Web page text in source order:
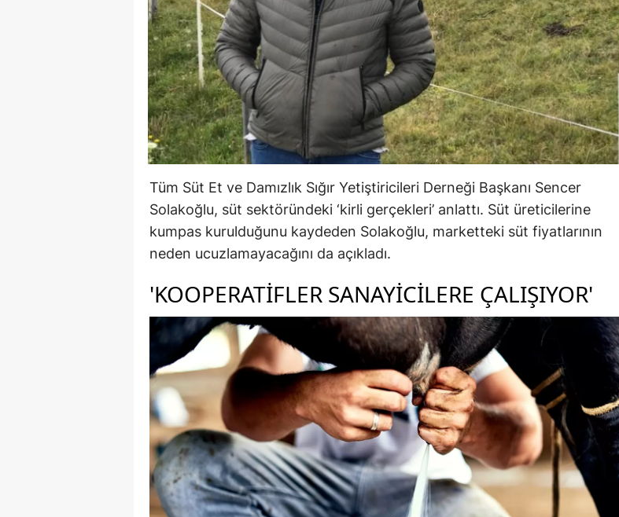
Tüm Süt Et ve Damızlık Sığır Yetiştiricileri Derneği Başkanı Sencer
Solakoğlu, süt sektöründeki ‘kirli gerçekleri’ anlattı. Süt üreticilerine
kumpas kurulduğunu kaydeden Solakoğlu, marketteki süt fiyatlarının
neden ucuzlamayacağını da açıkladı.
'KOOPERATIFLER SANAYICILERE ÇALIŞIYOR'